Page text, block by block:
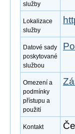
služby
Lokalizace
služby
Datové sady
poskytované
službou
Omezení a
podmínky
přístupu a
použití
Kontakt